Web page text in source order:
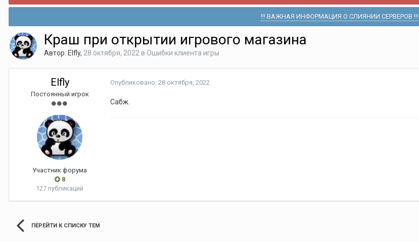
!!! ВАЖНАЯ ИНФОРМАЦИЯ О СЛИЯНИИ СЕРВЕРОВ !!!
Краш при открытии игрового магазина
Автор: Elfly, 28 октября, 2022 в Ошибки клиента игры
Elfly
Постоянный игрок
Участник форума
8
127 публикаций
Опубликовано: 28 октября, 2022
Сабж.
ПЕРЕЙТИ К СПИСКУ ТЕМ